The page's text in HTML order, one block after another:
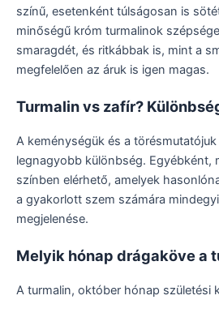
színű, esetenként túlságosan is
minőségű króm turmalinok
smaragdét, és ritkábbak is, mint a
megfelelően az áruk is igen magas.
Turmalin vs zafír?
A keménységük és a
legnagyobb különbség. Egyébként,
színben elérhető, amelyek
a gyakorlott szem számára
megjelenése.
Melyik hónap drágaköve a
A turmalin, október hónap születési